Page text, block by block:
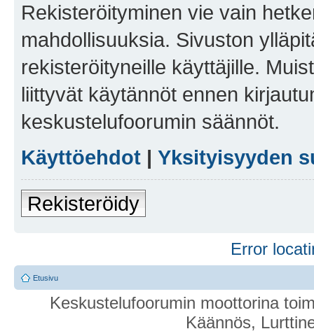
Rekisteröityminen vie vain
mahdollisuuksia. Sivuston
rekisteröityneille käyttäjille.
liittyvät käytännöt ennen
keskustelufoorumin säännöt.
Käyttöehdot | Yksityisyyden
Rekisteröidy
Error
Etusivu
Keskustelufoorumin moottorina
Käännös,